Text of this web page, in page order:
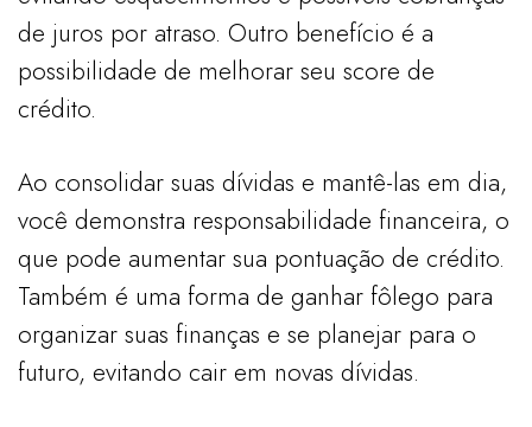
de juros por atraso. Outro benefício é a
possibilidade de melhorar seu score de
crédito.
Ao consolidar suas dívidas e mantê-las em dia,
você demonstra responsabilidade financeira, o
que pode aumentar sua pontuação de crédito.
Também é uma forma de ganhar fôlego para
organizar suas finanças e se planejar para o
futuro, evitando cair em novas dívidas.